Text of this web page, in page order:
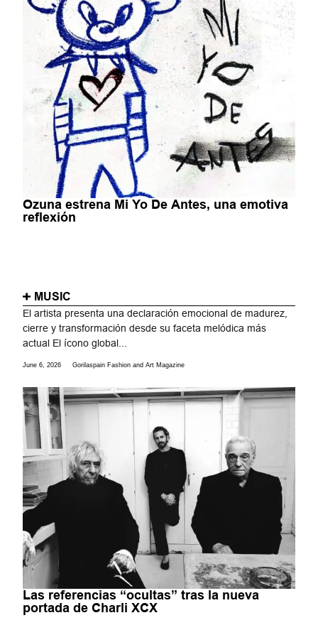
Ozuna estrena Mi Yo De Antes, una emotiva
reflexión
MUSIC
El artista presenta una declaración emocional de madurez,
cierre y transformación desde su faceta melódica más
actual El ícono global...
June 6, 2026 Gorilaspain Fashion and Art Magazine
Las referencias “ocultas” tras la nueva
portada de Charli XCX